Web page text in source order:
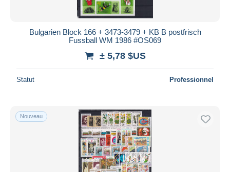
Bulgarien Block 166 + 3473-3479 + KB B postfrisch
Fussball WM 1986 #OS069
± 5,78 $US
Statut Professionnel
Nouveau